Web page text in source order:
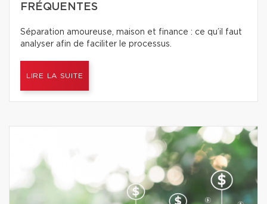
FRÉQUENTES
Séparation amoureuse, maison et finance : ce qu’il faut
analyser afin de faciliter le processus.
LIRE LA SUITE